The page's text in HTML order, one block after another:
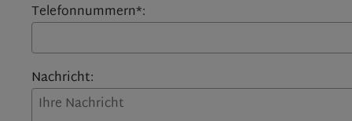
Telefonnummern*:
Nachricht: